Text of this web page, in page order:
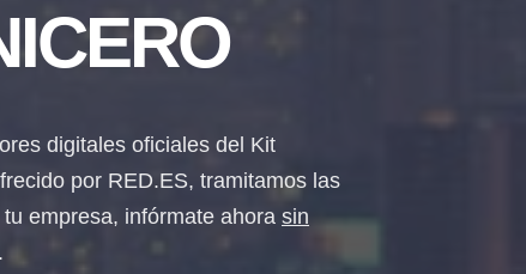
digitales oficiales del Kit
por RED.ES, tramitamos las
empresa, infórmate ahora sin
.